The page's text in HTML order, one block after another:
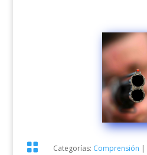
 Categorías: Comprensión |